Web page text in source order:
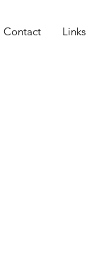
Contact Links